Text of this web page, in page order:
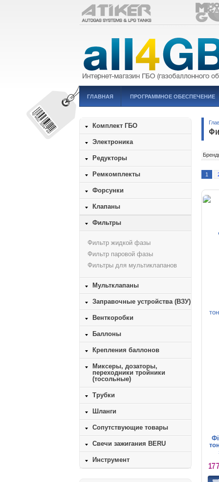
ГЛАВНАЯ ПРОГРАММНОЕ ОБЕСПЕЧЕНИЕ
1
Комплект ГБО
Электроника
Редукторы
Ремкомплекты
Форсунки
Клапаны
Фильтры
Фильтр жидкой фазы
Фильтр паровой фазы
Фильтры для мультиклапанов
Мультклапаны
Заправочные устройства (ВЗУ)
Венткоробки
Баллоны
Крепления баллонов
Миксеры, дозаторы,
переходники тройники
(тосольные)
Трубки
Шланги
Сопутствующие товары
Свечи зажигания BERU
Инструмент